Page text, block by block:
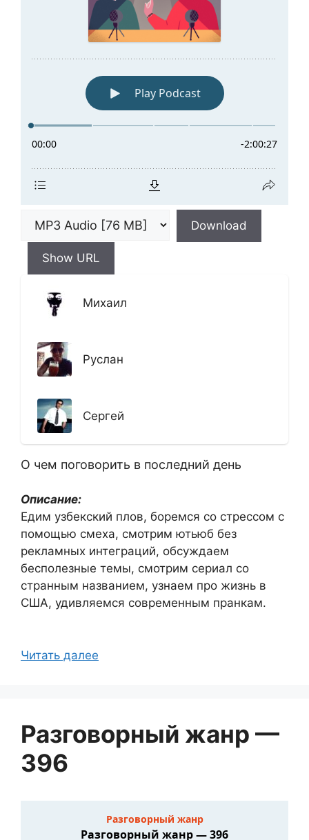
Download
Show URL
Михаил
Руслан
Сергей
О чем поговорить в последний день
Описание:
Едим узбекский плов, боремся со стрессом с
помощью смеха, смотрим ютьюб без
рекламных интеграций, обсуждаем
бесполезные темы, смотрим сериал со
странным названием, узнаем про жизнь в
США, удивляемся современным пранкам.
Читать далее
Разговорный жанр —
396